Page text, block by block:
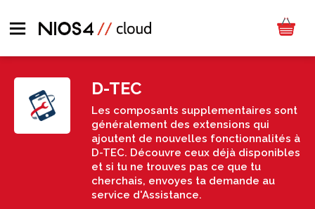
D-TEC
Les composants supplementaires sont
généralement des extensions qui
ajoutent de nouvelles fonctionnalités à
D-TEC. Découvre ceux déjà disponibles
et si tu ne trouves pas ce que tu
cherchais, envoyes ta demande au
service d'Assistance.